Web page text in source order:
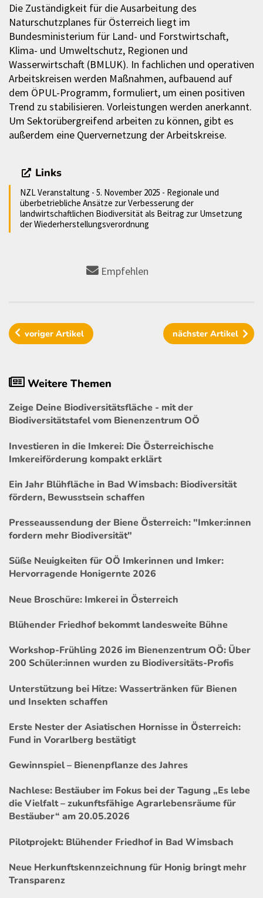
Die Zuständigkeit für die Ausarbeitung des
Naturschutzplanes für Österreich liegt im
Bundesministerium für Land- und Forstwirtschaft,
Klima- und Umweltschutz, Regionen und
Wasserwirtschaft (BMLUK). In fachlichen und operativen
Arbeitskreisen werden Maßnahmen, aufbauend auf
dem ÖPUL-Programm, formuliert, um einen positiven
Trend zu stabilisieren. Vorleistungen werden anerkannt.
Um Sektorübergreifend arbeiten zu können, gibt es
außerdem eine Quervernetzung der Arbeitskreise.
Links
NZL Veranstaltung - 5. November 2025 - Regionale und
überbetriebliche Ansätze zur Verbesserung der
landwirtschaftlichen Biodiversität als Beitrag zur Umsetzung
der Wiederherstellungsverordnung
Empfehlen
vorigerArtikel nächster Artikel
Weitere Themen
Zeige Deine Biodiversitätsfläche - mit der
Biodiversitätstafel vom Bienenzentrum OÖ
Investieren in die Imkerei: Die Österreichische
Imkereiförderung kompakt erklärt
Ein Jahr Blühfläche in Bad Wimsbach: Biodiversität
fördern, Bewusstsein schaffen
Presseaussendung der Biene Österreich: "Imker:innen
fordern mehr Biodiversität"
Süße Neuigkeiten für OÖ Imkerinnen und Imker:
Hervorragende Honigernte 2026
Neue Broschüre: Imkerei in Österreich
Blühender Friedhof bekommt landesweite Bühne
Workshop-Frühling 2026 im Bienenzentrum OÖ: Über
200 Schüler:innen wurden zu Biodiversitäts-Profis
Unterstützung bei Hitze: Wassertränken für Bienen
und Insekten schaffen
Erste Nester der Asiatischen Hornisse in Österreich:
Fund in Vorarlberg bestätigt
Gewinnspiel – Bienenpflanze des Jahres
Nachlese: Bestäuber im Fokus bei der Tagung „Es lebe
die Vielfalt – zukunftsfähige Agrarlebensräume für
Bestäuber“ am 20.05.2026
Pilotprojekt: Blühender Friedhof in Bad Wimsbach
Neue Herkunftskennzeichnung für Honig bringt mehr
Transparenz